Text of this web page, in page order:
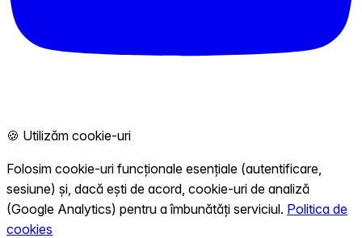
🍪 Utilizăm cookie-uri
Folosim cookie-uri funcționale esențiale (autentificare,
sesiune) și, dacă ești de acord, cookie-uri de analiză
(Google Analytics) pentru a îmbunătăți serviciul. Politica de
cookies